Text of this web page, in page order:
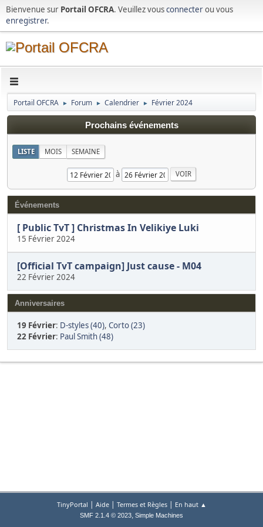
Bienvenue sur Portail OFCRA. Veuillez vousconnecterou vous
enregistrer.
Portail OFCRA ► Forum ► Calendrier ► Février 2024
Prochains événements
LISTE MOIS SEMAINE
à
Événements
[ Public TvT ] Christmas In Velikiye Luki
15 Février 2024
[Official TvT campaign] Just cause - M04
22 Février 2024
Anniversaires
19 Février: D-styles (40), Corto (23)
22 Février: Paul Smith (48)
TinyPortal | Aide| Termes et Règles| En haut ▲
SMF 2.1.4 © 2023, Simple Machines